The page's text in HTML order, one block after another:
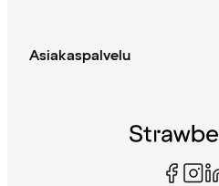
Asiakaspalvelu